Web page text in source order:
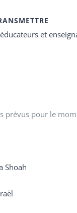
et
prévus pour le
Shoah